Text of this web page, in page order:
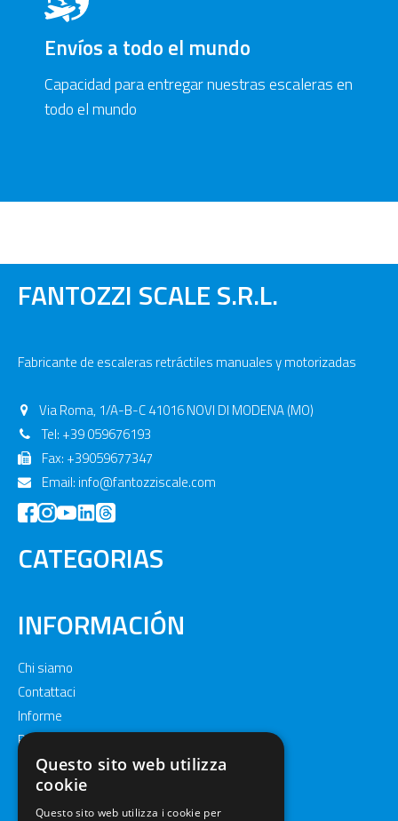
Envíos a todo el mundo
Capacidad para entregar nuestras escaleras en
todo el mundo
FANTOZZI SCALE S.R.L.
Fabricante de escaleras retráctiles manuales y motorizadas
Via Roma, 1/A-B-C 41016 NOVI DI MODENA (MO)
Tel: +39 059676193
Fax: +39059677347
Email: info@fantozziscale.com
CATEGORIAS
INFORMACIÓN
Chi siamo
Contattaci
Informe
Privacy policy
Cookie policy
Questo sito web utilizza
cookie
Questo sito web utilizza i cookie per